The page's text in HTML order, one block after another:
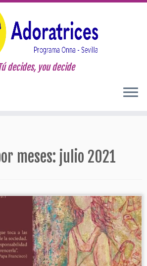
decides, you decide
meses: julio 2021